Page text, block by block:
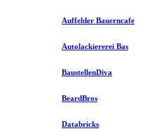
Auffelder Bauerncafe
Autolackiererei Bas
BaustellenDiva
BeardBros
Databricks